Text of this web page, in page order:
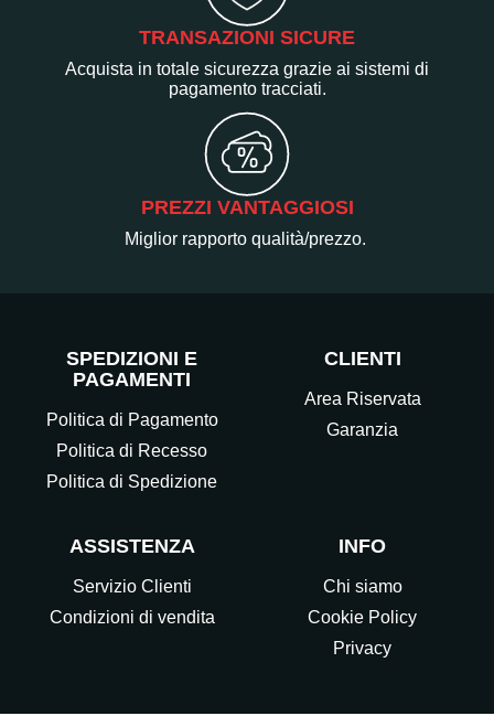
TRANSAZIONI SICURE
Acquista in totale sicurezza grazie ai sistemi di
pagamento tracciati.
PREZZI VANTAGGIOSI
Miglior rapporto qualità/prezzo.
SPEDIZIONI E
PAGAMENTI
Politica di Pagamento
Politica di Recesso
Politica di Spedizione
CLIENTI
Area Riservata
Garanzia
ASSISTENZA
Servizio Clienti
Condizioni di vendita
INFO
Chi siamo
Cookie Policy
Privacy